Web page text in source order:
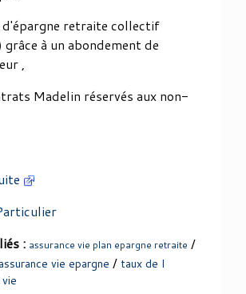
d'épargne retraite collectif
grâce à un abondement de
,
Madelin réservés aux non-
: assurance vie plan epargne retraite /
vie epargne / taux de l